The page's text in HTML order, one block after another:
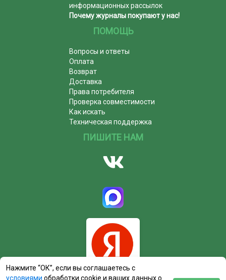
информационных рассылок
Почему журналы покупают у нас!
ПОМОЩЬ
Вопросы и ответы
Оплата
Возврат
Доставка
Права потребителя
Проверка совместимости
Как искать
Техническая поддержка
ПИШИТЕ НАМ
Нажмите “ОК”, если вы соглашаетесь с
условиями обработки cookie и ваших данных о